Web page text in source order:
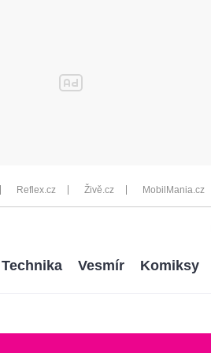
Reflex.cz Živě.cz MobilMania.cz
Technika Vesmír Komiksy